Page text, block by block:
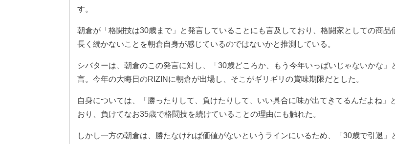
す。
朝倉が「格闘技は30歳まで」と発言していることにも言及しており、格闘家としての商品
長く続かないことを朝倉自身が感じているのではないかと推測している。
シバターは、朝倉のこの発言に対し、「30歳どころか、もう今年いっぱいじゃないかな」
言。今年の大晦日のRIZINに朝倉が出場し、そこがギリギリの賞味期限だとした。
自身については、「勝ったりして、負けたりして、いい具合に味が出てきてるんだよね」
おり、負けてなお35歳で格闘技を続けていることの理由にも触れた。
しかし一方の朝倉は、勝たなければ価値がないというラインにいるため、「30歳で引退」